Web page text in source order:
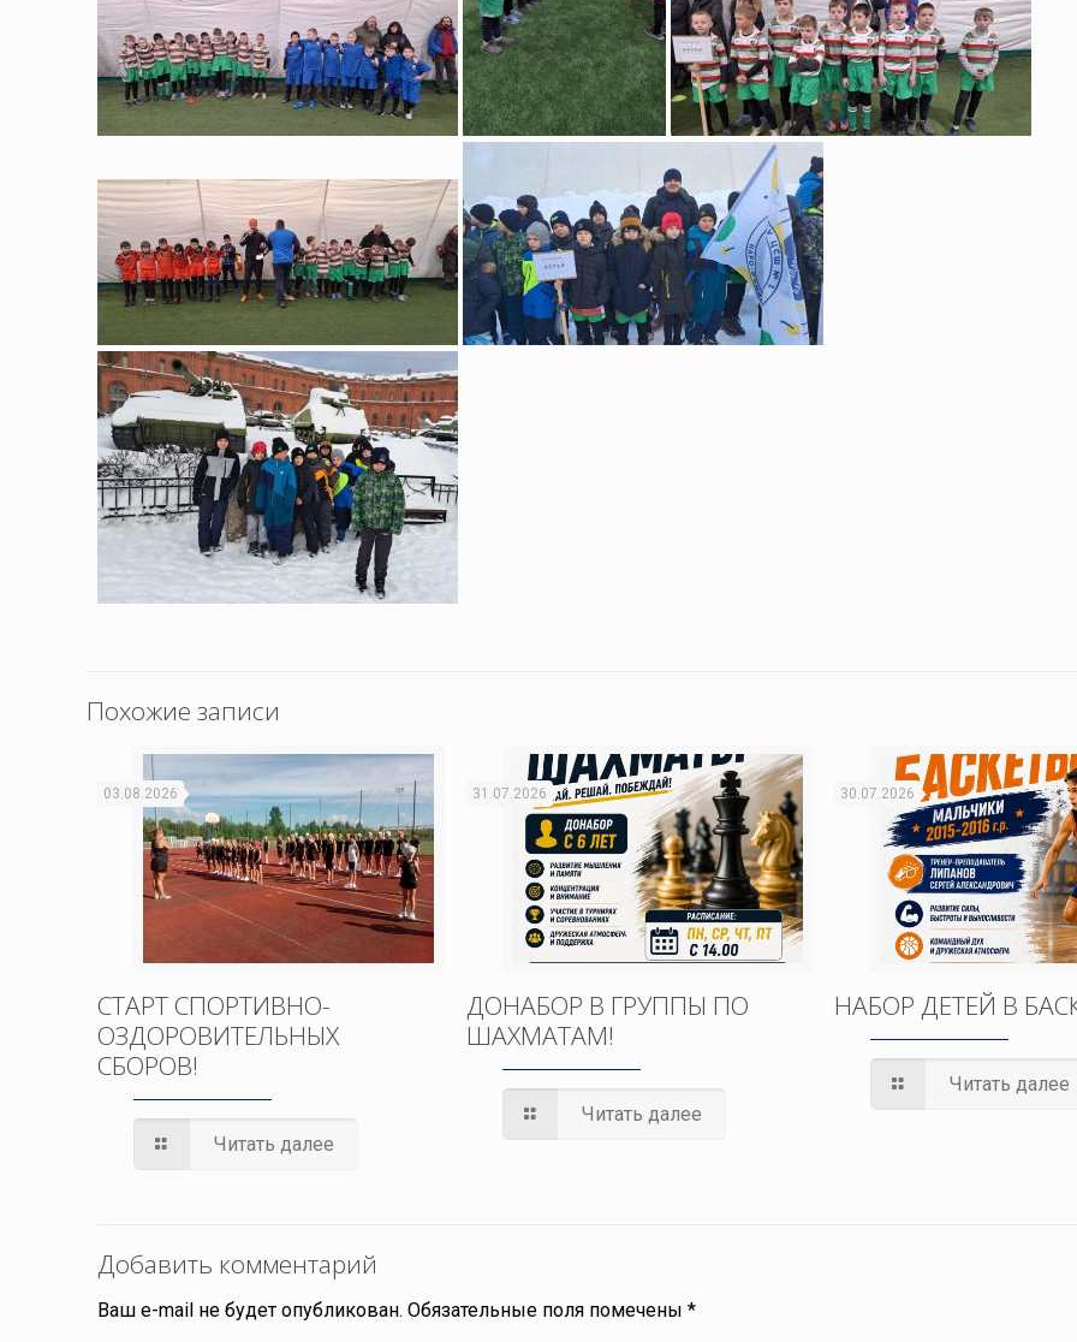
Похожие записи
03.08.2026
СТАРТ СПОРТИВНО-
ОЗДОРОВИТЕЛЬНЫХ
СБОРОВ!
Читать далее
31.07.2026
ДОНАБОР В ГРУППЫ ПО
ШАХМАТАМ!
Читать далее
30.07.2026
НАБОР ДЕТЕЙ В
Читать далее
Добавить комментарий
Ваш e-mail не будет опубликован. Обязательные поля помечены*